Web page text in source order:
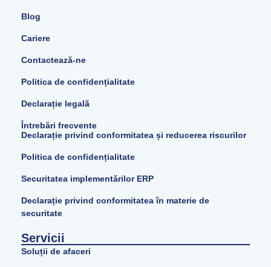
Blog
Cariere
Contactează-ne
Politica de confidențialitate
Declarație legală
Întrebări frecvente
Declarație privind conformitatea și reducerea riscurilor
Politica de confidențialitate
Securitatea implementărilor ERP
Declarație privind conformitatea în materie de
securitate
Servicii
Soluții de afaceri